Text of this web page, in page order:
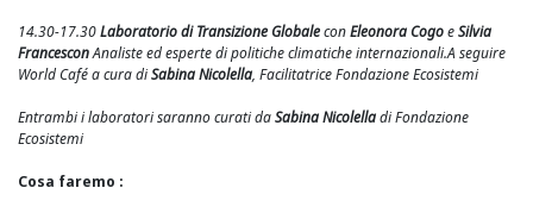
14.30-17.30Laboratorio di Transizione GlobaleconEleonora CogoeSilvia
FrancesconAnaliste ed esperte di politiche climatiche internazionali.A seguire
World Café a cura diSabina Nicolella, Facilitatrice Fondazione Ecosistemi
Entrambi i laboratori saranno curati daSabina Nicolelladi Fondazione
Ecosistemi
Cosa faremo :